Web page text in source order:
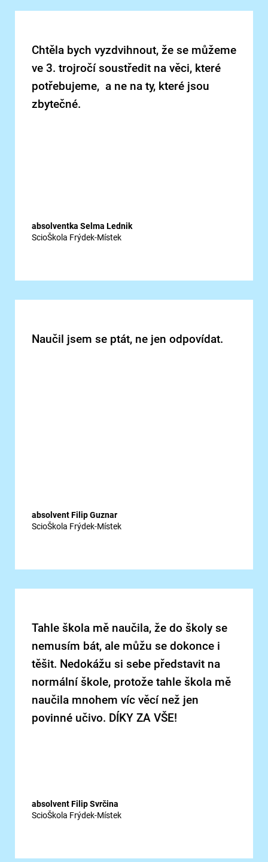
Chtěla bych vyzdvihnout, že se můžeme
ve 3. trojročí soustředit na věci, které
potřebujeme, a ne na ty, které jsou
zbytečné.
absolventka Selma Lednik
ScioŠkola Frýdek-Místek
Naučil jsem se ptát, ne jen odpovídat.
absolvent Filip Guznar
ScioŠkola Frýdek-Místek
Tahle škola mě naučila, že do školy se
nemusím bát, ale můžu se dokonce i
těšit. Nedokážu si sebe představit na
normální škole, protože tahle škola mě
naučila mnohem víc věcí než jen
povinné učivo. DÍKY ZA VŠE!
absolvent Filip Svrčina
ScioŠkola Frýdek-Místek